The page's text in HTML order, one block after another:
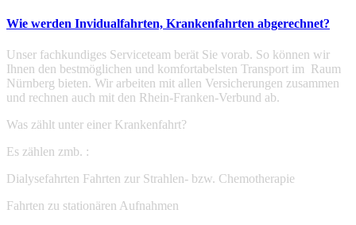
Wie werden Invidualfahrten, Krankenfahrten abgerechnet?
Unser fachkundiges Serviceteam berät Sie vorab. So können wir
Ihnen den bestmöglichen und komfortabelsten Transport im Raum
Nürnberg bieten. Wir arbeiten mit allen Versicherungen zusammen
und rechnen auch mit den Rhein-Franken-Verbund ab.
Was zählt unter einer Krankenfahrt?
Es zählen zmb. :
Dialysefahrten Fahrten zur Strahlen- bzw. Chemotherapie
Fahrten zu stationären Aufnahmen